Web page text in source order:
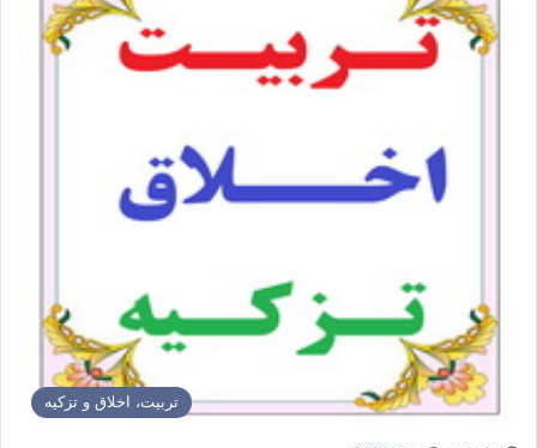
تربیت، اخلاق و تزکیه